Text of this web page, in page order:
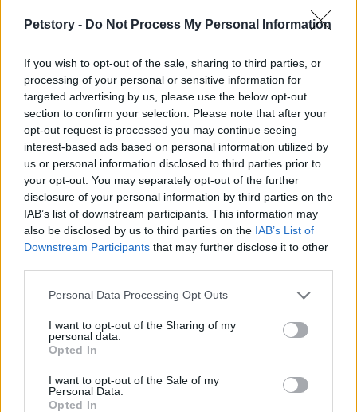
Petstory - Do Not Process My Personal Information
If you wish to opt-out of the sale, sharing to third parties, or
processing of your personal or sensitive information for
targeted advertising by us, please use the below opt-out
section to confirm your selection. Please note that after your
opt-out request is processed you may continue seeing
interest-based ads based on personal information utilized by
us or personal information disclosed to third parties prior to
your opt-out. You may separately opt-out of the further
disclosure of your personal information by third parties on the
IAB’s list of downstream participants. This information may
also be disclosed by us to third parties on the IAB’s List of
Downstream Participants that may further disclose it to other
Please note that this website/app uses one or more Google
not limited to your visit or usage behaviour. You may click to
grant or deny consent to Google and its third-party tags to
use your data for below specified purposes in below Google
consent section.
Personal Data Processing Opt Outs
I want to opt-out of the Sharing of my
personal data.
Opted In
I want to opt-out of the Sale of my
Personal Data.
Opted In
Sigue leyendo
OTROS ANIMALES
Métodos éticos para disuadir palomas urbanas sin
dañarlas
Javier Ortega · 5 Ago 2026
OTROS ANIMALES